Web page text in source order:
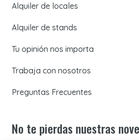
Alquiler de locales
Alquiler de stands
Tu opinión nos importa
Trabaja con nosotros
Preguntas Frecuentes
No te pierdas nuestras